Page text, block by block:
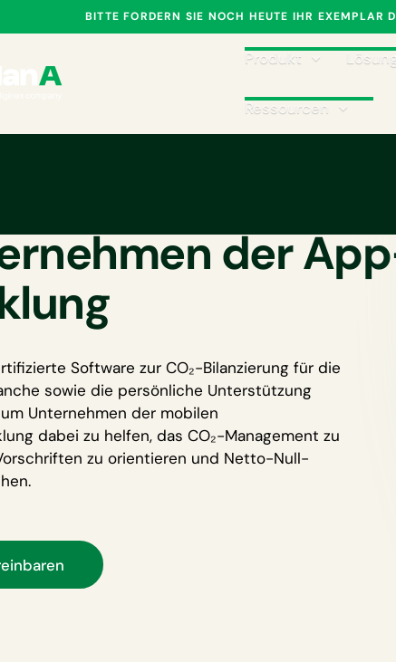
BITTE FORDERN SIE NOCH HEUTE IHR
Produkt
Ressourcen
der
Software zur CO₂-Bilanzierung für die
sowie die persönliche Unterstützung
Unternehmen der mobilen
dabei zu helfen, das CO₂-Management zu
zu orientieren und Netto-Null-